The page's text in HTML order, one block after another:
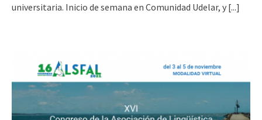
universitaria. Inicio de semana en Comunidad Udelar, y [...]